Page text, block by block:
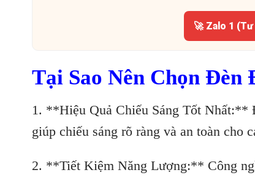
🚀 Zalo 1
Tại Sao Nên Chọn Đèn
1. **Hiệu Quả Chiếu Sáng Tốt Nhất:**
giúp chiếu sáng rõ ràng và an toàn cho
2. **Tiết Kiệm Năng Lượng:** Công